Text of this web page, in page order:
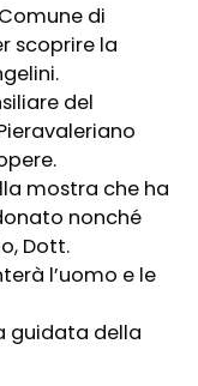
di
scoprire la
del
mostra che ha
nonché
Dott.
l’uomo e le
guidata della